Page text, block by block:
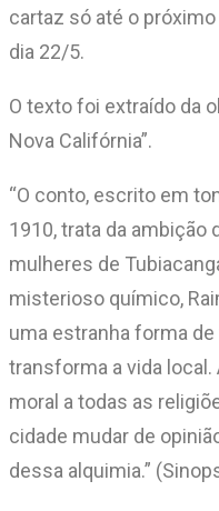
cartaz só até o
dia 22/5.
O texto foi extraído da
Nova Califórnia”.
“O conto, escrito em
1910, trata da ambição
mulheres de
misterioso químico,
uma estranha forma
transforma a vida
moral a todas as
cidade mudar de
dessa alquimia.”